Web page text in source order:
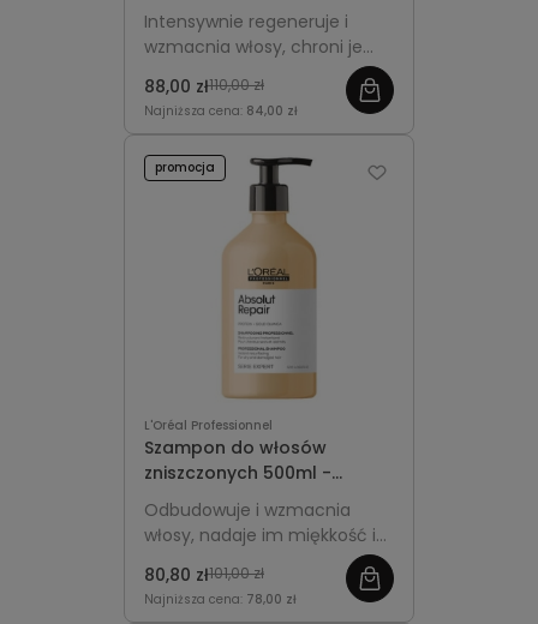
L'Oréal Professionnel
Absolut Repair Gold
Intensywnie regeneruje i
wzmacnia włosy, chroni je
przed uszkodzeniami oraz
nadaje im miękkość,
gładkość i zdrowy blask.
88,00 zł110,00 zł
Najniższa cena: 84,00 zł
L'Oréal Professionnel
Szampon do włosów
zniszczonych 500ml -
L'Oréal Professionnel
Absolut Repair
Odbudowuje i wzmacnia
włosy, nadaje im miękkość i
ekonomiczna pojemność do
regularnej pielęgnacji.
80,80 zł101,00 zł
Najniższa cena: 78,00 zł
promocja